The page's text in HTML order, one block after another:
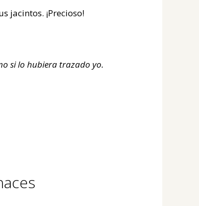
jacintos. ¡Precioso!
si lo hubiera trazado yo.